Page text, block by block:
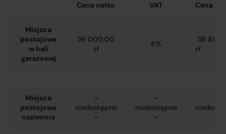
Cena netto VAT Cena
Miejsca
postojowe
w hali
garażowej
36 000,00
zł
8%
38
zł
Miejsca
postojowe
naziemne
–
niedostępne
–
–
niedostępne
–
–
–